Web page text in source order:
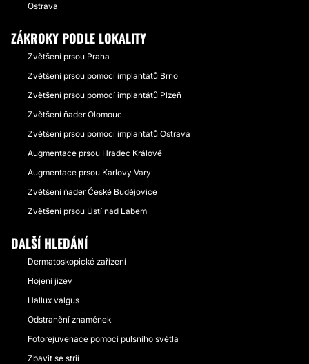
Ostrava
ZÁKROKY PODLE LOKALITY
Zvětšení prsou Praha
Zvětšení prsou pomocí implantátů Brno
Zvětšení prsou pomocí implantátů Plzeň
Zvětšení ňader Olomouc
Zvětšení prsou pomocí implantátů Ostrava
Augmentace prsou Hradec Králové
Augmentace prsou Karlovy Vary
Zvětšení ňader České Budějovice
Zvětšení prsou Ústí nad Labem
DALŠÍ HLEDÁNÍ
Dermatoskopické zařízení
Hojení jizev
Hallux valgus
Odstranění znamének
Fotorejuvenace pomocí pulsního světla
Zbavit se strií